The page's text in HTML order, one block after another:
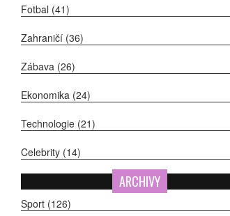
Fotbal (41)
Zahraničí (36)
Zábava (26)
Ekonomika (24)
Technologie (21)
Celebrity (14)
ARCHIVY
Sport (126)